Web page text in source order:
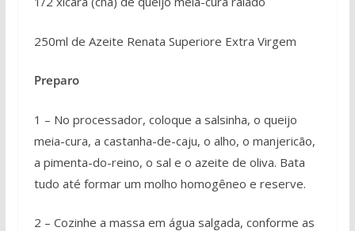
250ml de Azeite Renata Superiore Extra Virgem
Preparo
1 – No processador, coloque a salsinha, o queijo
meia-cura, a castanha-de-caju, o alho, o manjericão,
a pimenta-do-reino, o sal e o azeite de oliva. Bata
tudo até formar um molho homogêneo e reserve.
2 – Cozinhe a massa em água salgada, conforme as